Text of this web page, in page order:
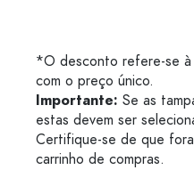
*O desconto refere-se à
com o preço único.
Importante: Se as
estas devem ser
Certifique-se de que
carrinho de compras.